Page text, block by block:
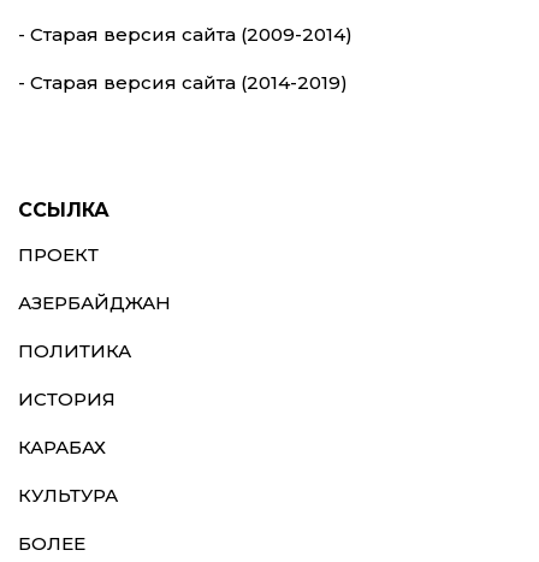
- Старая версия сайта (2009-2014)
- Старая версия сайта (2014-2019)
ССЫЛКА
ПРОЕКТ
АЗЕРБАЙДЖАН
ПОЛИТИКА
ИСТОРИЯ
КАРАБАХ
КУЛЬТУРА
БОЛЕЕ